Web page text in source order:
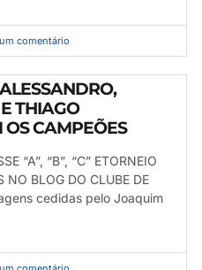
comentário
THIAGO
CAMPEÕES
“A”, “B”, “C” ETORNEIO
NO BLOG DO CLUBE DE
cedidas pelo Joaquim